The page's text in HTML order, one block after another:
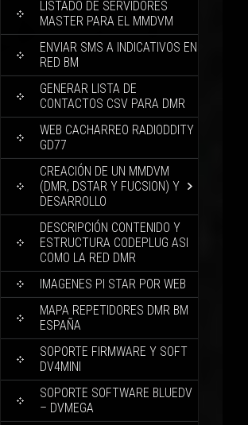
LISTADO DE SERVIDORES
MASTER PARA EL MMDVM
ENVIAR SMS A INDICATIVOS EN
RED BM
GENERAR LISTA DE
CONTACTOS CSV PARA DMR
WEB CACHARREO RADIODDITY
GD77
CREACIÓN DE UN MMDVM
(DMR, DSTAR Y FUCSION) Y
DESARROLLO
DESCRIPCIÓN CONTENIDO Y
ESTRUCTURA CODEPLUG ASI
COMO LA RED DMR
IMAGENES PI STAR POR WEB
MAPA REPETIDORES DMR BM
ESPAÑA
SOPORTE FIRMWARE Y SOFT
DV4MINI
SOPORTE SOFTWARE BLUEDV
– DVMEGA